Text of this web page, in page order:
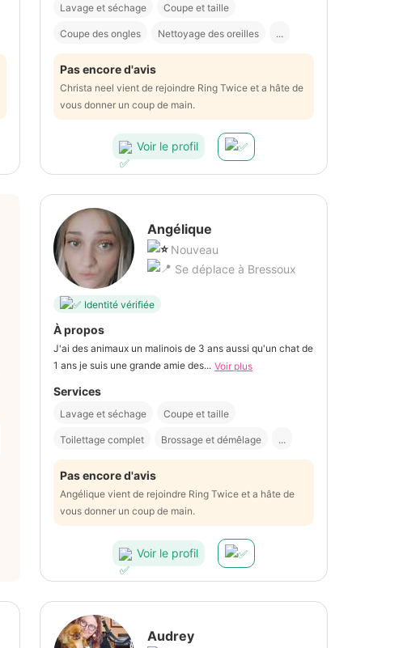
Lavage et séchage Coupe et taille
Coupe des ongles Nettoyage des oreilles ...
Pas encore d'avis
Christa neel vient de rejoindre Ring Twice et a hâte de
vous donner un coup de main.
Voir le profil
Angélique
Nouveau
Se déplace à Bressoux
Identité vérifiée
À propos
J'ai des animaux un malinois de 3 ans aussi qu'un chat de
1 ans je suis une grande amie des... Voir plus
Services
Lavage et séchage Coupe et taille
Toilettage complet Brossage et démêlage ...
Pas encore d'avis
Angélique vient de rejoindre Ring Twice et a hâte de
vous donner un coup de main.
Voir le profil
Audrey